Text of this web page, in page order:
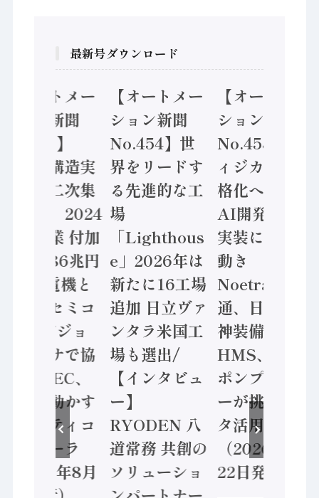
最新号ダウンロード
【オートメー
ション新聞
No.454】世
界をリードす
る先進的な工
場
「Lighthous
e」2026年は
新たに16工場
追加 日立ヴァ
ンタラ米国工
場も選出/
【インタビュ
ー】
RYODEN 八
道常務 共創の
ソリューショ
【オートメー
ション新聞
No.453】フ
ィジカルAI本
格化へ 国産
AI開発や社会
実装に活発な
動き
Noetra、富士
通、日立 / 兵
神装備 ×
HMS、老舗
ポンプメーカ
ーが挑むデー
タ活用 など
（2026年7月
22日発行）